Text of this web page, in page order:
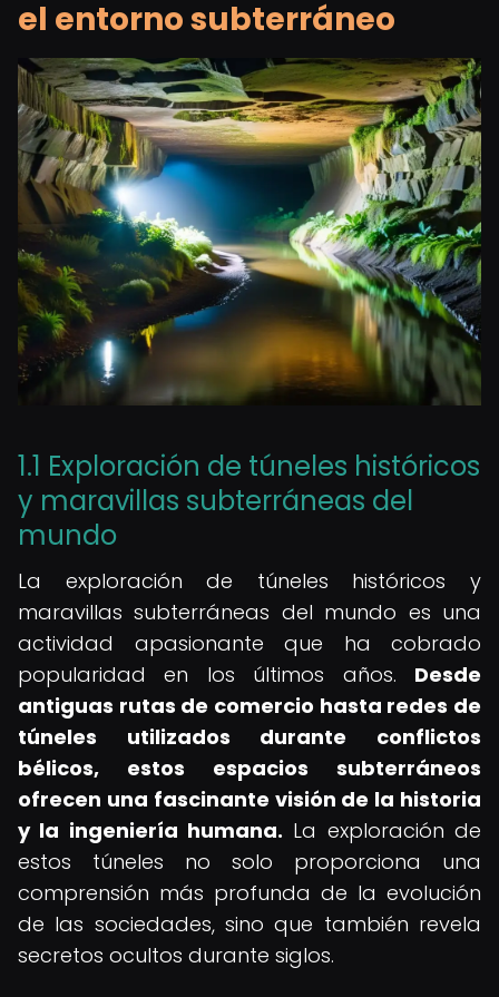
el entorno subterráneo
1.1 Exploración de túneles históricos
y maravillas subterráneas del
mundo
La exploración de túneles históricos y
maravillas subterráneas del mundo es una
actividad apasionante que ha cobrado
popularidad en los últimos años. Desde
antiguas rutas de comercio hasta redes de
túneles utilizados durante conflictos
bélicos, estos espacios subterráneos
ofrecen una fascinante visión de la historia
y la ingeniería humana. La exploración de
estos túneles no solo proporciona una
comprensión más profunda de la evolución
de las sociedades, sino que también revela
secretos ocultos durante siglos.